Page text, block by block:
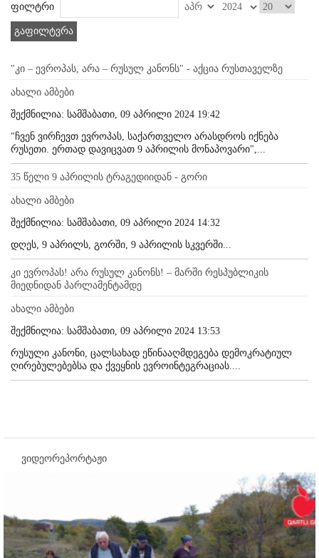
ფილტრი
გაფილტვრა
"კი – ევროპას, არა – რუსულ კანონს" - აქცია რუსთაველზე
ახალი ამბები
შექმნილია: სამშაბათი, 09 აპრილი 2024 19:42
"ჩვენ ვირჩევთ ევროპას, საქართველო არასდროს იქნება
რუსეთი. ერთად დავიცვათ 9 აპრილის მონაპოვარი",...
35 წელი 9 აპრილის ტრაგედიიდან - გორი
ახალი ამბები
შექმნილია: სამშაბათი, 09 აპრილი 2024 14:32
დღეს, 9 აპრილს, გორში, 9 აპრილის სკვერში...
კი ევროპას! არა რუსულ კანონს! – მარში რესპუბლიკის
მიედნიდან პარლამენტამდე
ახალი ამბები
შექმნილია: სამშაბათი, 09 აპრილი 2024 13:53
რუსული კანონი, ცალსახად ეწინააღმდეგება დემოკრატიულ
ღირებულებებსა და ქვეყნის ევროინტეგრაციას....
ვიდეორეპორტაჟი